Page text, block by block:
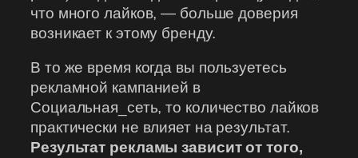
что много лайков, — больше доверия
возникает к этому бренду.
В то же время когда вы пользуетесь
рекламной кампанией в
Социальная_сеть, то количество лайков
практически не влияет на результат.
Результат рекламы зависит от того,